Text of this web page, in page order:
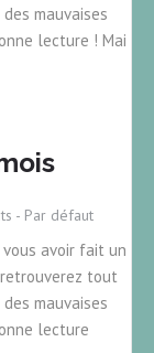
mauvaises
lecture ! Mai
- Par défaut
vous avoir fait un
retrouverez tout
mauvaises
lecture